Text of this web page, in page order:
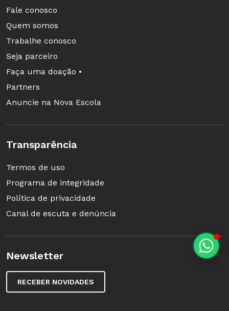
Fale conosco
Quem somos
Trabalhe conosco
Seja parceiro
Faça uma doação •
Partners
Anuncie na Nova Escola
Transparência
Termos de uso
Programa de integridade
Política de privacidade
Canal de escuta e denúncia
Newsletter
RECEBER NOVIDADES